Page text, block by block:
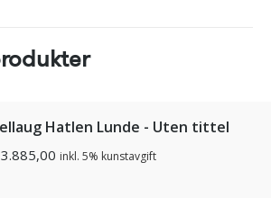
Hatlen Lunde - Uten tittel
3.885,00 inkl. 5% kunstavgift